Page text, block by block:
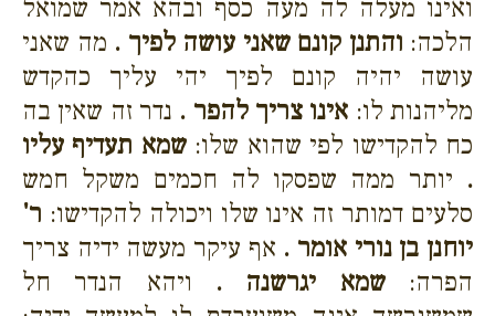
ואינו מעלה לה מעה כסף ובהא אמר שמואל
הלכה: והתנן קונם שאני עושה לפיך . מה שאני
עושה יהיה קונם לפיך יהי עליך כהקדש
מליהנות לו: אינו צריך להפר . נדר זה שאין בה
כח להקדישו לפי שהוא שלו:שמא תעדיף עליו
. יותר ממה שפסקו לה חכמים משקל חמש
סלעים דמותר זה אינו שלו ויכולה להקדישו: ר'
יוחנן בן נורי אומר . אף עיקר מעשה ידיה צריך
הפרה:שמא יגרשנה . ויהא הנדר חל